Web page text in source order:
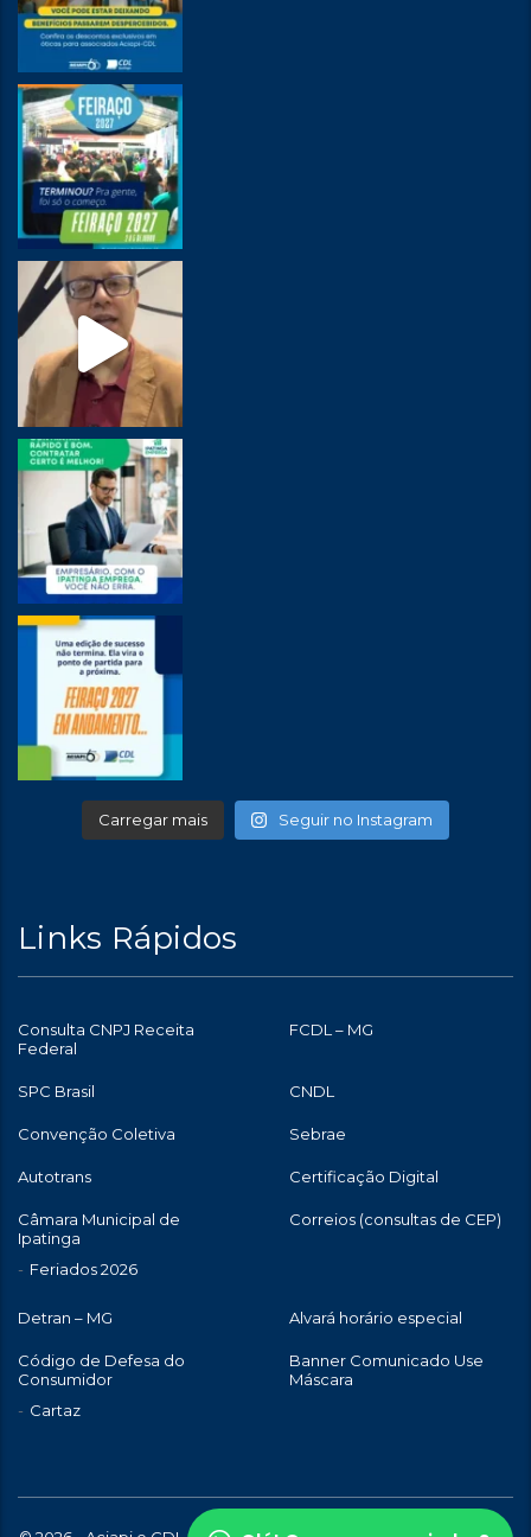
Carregar mais Seguir no Instagram
Links Rápidos
Consulta CNPJ Receita
Federal
FCDL – MG
SPC Brasil CNDL
Convenção Coletiva Sebrae
Autotrans Certificação Digital
Câmara Municipal de
Ipatinga
Feriados 2026
Correios (consultas de CEP)
Detran – MG Alvará horário especial
Código de Defesa do
Consumidor
Cartaz
Banner Comunicado Use
Máscara